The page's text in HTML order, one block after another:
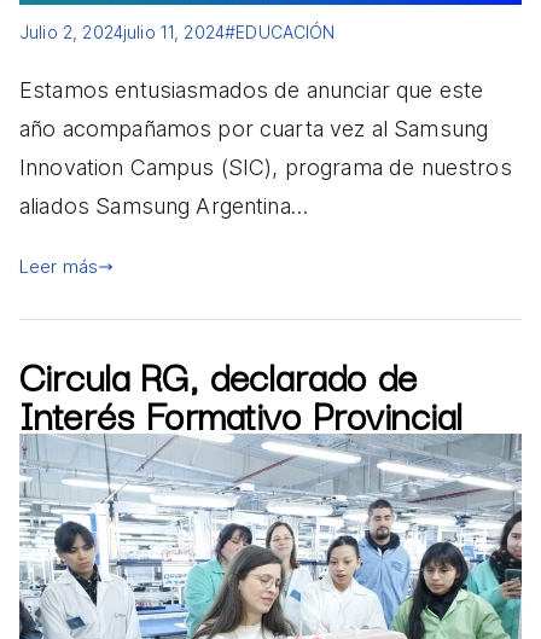
Julio 2, 2024julio 11, 2024#EDUCACIÓN
Estamos entusiasmados de anunciar que este
año acompañamos por cuarta vez al Samsung
Innovation Campus (SIC), programa de nuestros
aliados Samsung Argentina…
Leer más
Circula RG, declarado de
Interés Formativo Provincial